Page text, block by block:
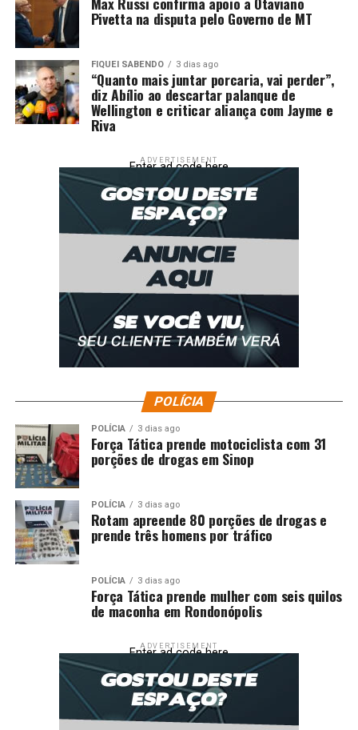
Comentários
RELATED TOPICS: AGRICULTURA APÓS
CELEBRAM
CONTRA
DESTAQUE LEI NOVO PASSO
PRODUTORES
SOJA
VETOS
El Niño e La Niña: fenômenos chegam às lavouras de
Exigência de registro para produção de bioinsumos on
farm é derrubada
Pivetta na disputa pelo Governo de MT
FIQUEI SABENDO 3 dias ago
“Quanto mais juntar porcaria, vai perder”,
diz Abílio ao descartar palanque de
Wellington e criticar aliança com Jayme e
Riva
ADVERTISEMENT
Enter ad code here
POLÍCIA
POLÍCIA 3 dias ago
Força Tática prende motociclista com 31
porções de drogas em Sinop
POLÍCIA 3 dias ago
Rotam apreende 80 porções de drogas e
prende três homens por tráfico
POLÍCIA 3 dias ago
Força Tática prende mulher com seis quilos
de maconha em Rondonópolis
ADVERTISEMENT
Enter ad code here